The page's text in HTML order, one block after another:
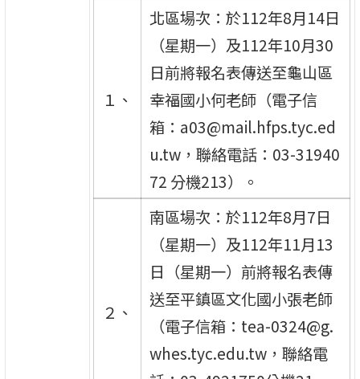
１、
北區場次：於112年8月14日
（星期一）及112年10月30
日前將報名表傳送至龜山區
幸福國小何老師（電子信
箱：a03@mail.hfps.tyc.ed
u.tw，聯絡電話：03-31940
72 分機213）。
２、
南區場次：於112年8月7日
（星期一）及112年11月13
日（星期一）前將報名表傳
送至平鎮區文化國小張老師
（電子信箱：tea-0324@g.
whes.tyc.edu.tw，聯絡電